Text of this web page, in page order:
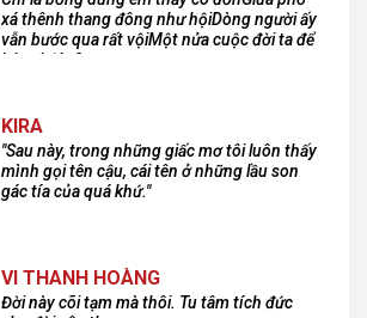
xá thênh thang đông như hộiDòng người ấy
vẫn bước qua rất vộiMột nửa cuộc đời ta để
lại nơi đâu?
KIRA
"Sau này, trong những giấc mơ tôi luôn thấy
mình gọi tên cậu, cái tên ở những lầu son
gác tía của quá khứ."
VI THANH HOÀNG
Đời này cõi tạm mà thôi. Tu tâm tích đức